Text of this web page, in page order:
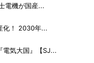
電機が国産...
化！ 2030年...
電気大国』【SJ...